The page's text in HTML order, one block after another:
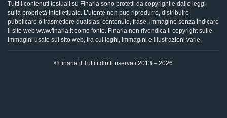
Tutti i contenuti testuali su Finaria sono protetti da copyright e dalle leggi
sulla proprietà intellettuale. L’utente non può riprodurre, distribuire,
pubblicare o trasmettere qualsiasi contenuto, frase, immagine senza indicare
il sito web www.finaria.it come fonte. Finaria non rivendica il copyright sulle
immagini usate sul sito web, tra cui loghi, immagini e illustrazioni varie.
© finaria.it Tutti i diritti riservati 2013 – 2026